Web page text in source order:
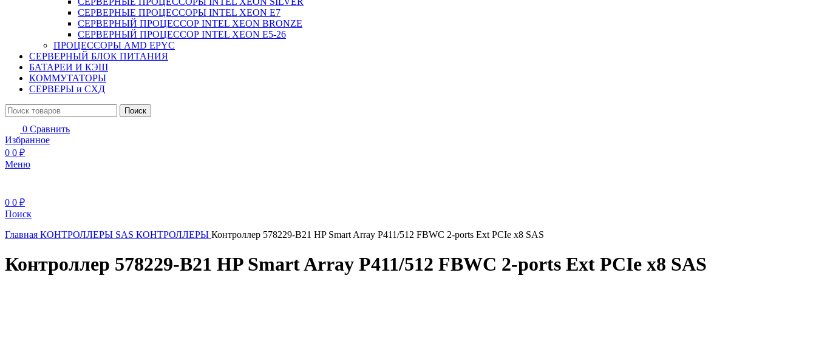
СЕРВЕРНЫЕ ПРОЦЕССОРЫ INTEL XEON Е7
СЕРВЕРНЫЙ ПРОЦЕССОР INTEL XEON BRONZE
СЕРВЕРНЫЙ ПРОЦЕССОР INTEL XEON Е5-26
ПРОЦЕССОРЫ AMD EPYC
СЕРВЕРНЫЙ БЛОК ПИТАНИЯ
БАТАРЕИ И КЭШ
КОММУТАТОРЫ
СЕРВЕРЫ и СХД
Поиск
0 Сравнить
Избранное
0 0 ₽
Меню
0 0 ₽
Поиск
Главная КОНТРОЛЛЕРЫ SAS КОНТРОЛЛЕРЫ Контроллер 578229-B21 HP Smart Array P411/512 FBWC 2-ports Ext PCIe x8 SAS
Контроллер 578229-B21 HP Smart Array P411/512 FBWC 2-ports Ext PCIe x8 SAS